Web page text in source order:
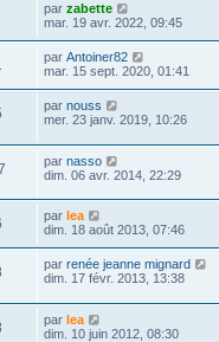
par zabette
mar. 19 avr. 2022, 09:45
par Antoiner82
mar. 15 sept. 2020, 01:41
par nouss
mer. 23 janv. 2019, 10:26
par nasso
dim. 06 avr. 2014, 22:29
par lea
dim. 18 août 2013, 07:46
par renée jeanne mignard
dim. 17 févr. 2013, 13:38
par lea
dim. 10 juin 2012, 08:30